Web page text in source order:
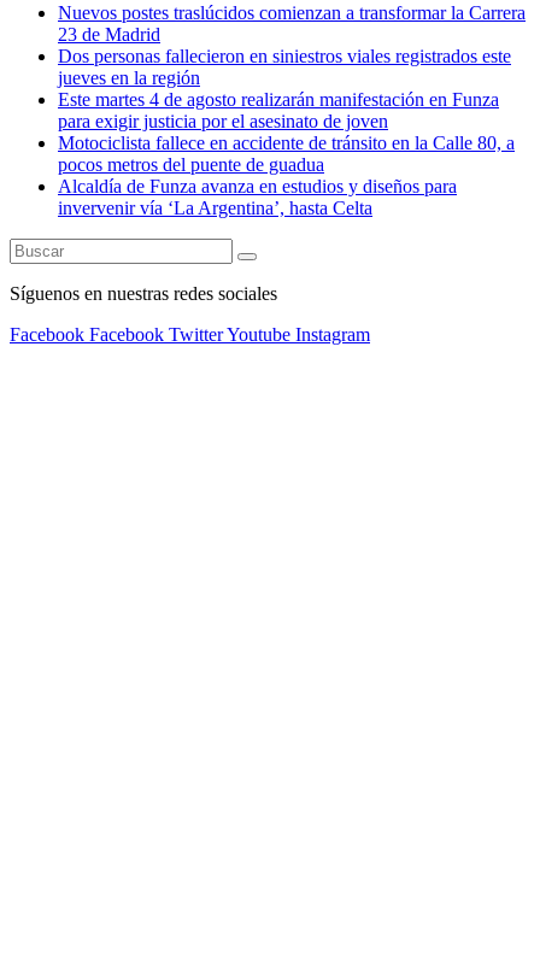
Nuevos postes traslúcidos comienzan a transformar la Carrera
23 de Madrid
Dos personas fallecieron en siniestros viales registrados este
jueves en la región
Este martes 4 de agosto realizarán manifestación en Funza
para exigir justicia por el asesinato de joven
Motociclista fallece en accidente de tránsito en la Calle 80, a
pocos metros del puente de guadua
Alcaldía de Funza avanza en estudios y diseños para
invervenir vía ‘La Argentina’, hasta Celta
Síguenos en nuestras redes sociales
Facebook Facebook TwitterYoutube Instagram